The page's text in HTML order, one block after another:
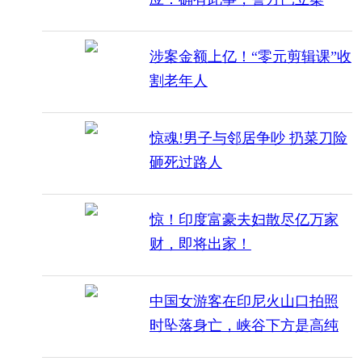
涉案金额上亿！“零元剪辑课”收
割老年人
惊魂!男子与邻居争吵 扔菜刀险
砸死过路人
惊！印度富豪夫妇散尽亿万家
财，即将出家！
中国女游客在印尼火山口拍照
时坠落身亡，峡谷下方是高纯